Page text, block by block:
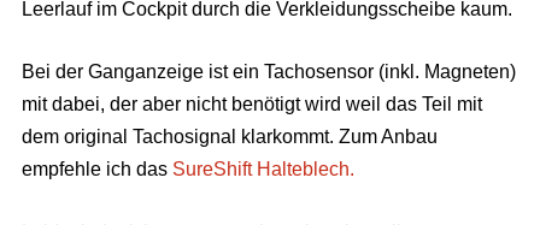
Leerlauf im Cockpit durch die Verkleidungsscheibe kaum.
Bei der Ganganzeige ist ein Tachosensor (inkl. Magneten)
mit dabei, der aber nicht benötigt wird weil das Teil mit
dem original Tachosignal klarkommt. Zum Anbau
empfehle ich das SureShift Halteblech.